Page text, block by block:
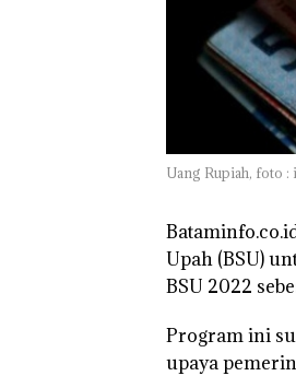
Uang Rupiah, foto :
Upah (BSU)
BSU 2022
Program ini
upaya